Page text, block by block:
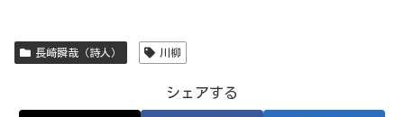
長崎瞬哉（詩人） 川柳
シェアする